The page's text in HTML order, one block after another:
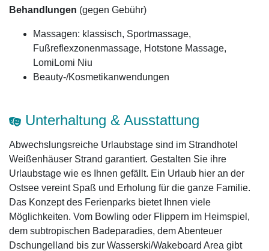
Behandlungen (gegen Gebühr)
Massagen: klassisch, Sportmassage,
Fußreflexzonenmassage, Hotstone Massage,
LomiLomi Niu
Beauty-/Kosmetikanwendungen
Unterhaltung & Ausstattung
Abwechslungsreiche Urlaubstage sind im Strandhotel
Weißenhäuser Strand garantiert. Gestalten Sie ihre
Urlaubstage wie es Ihnen gefällt. Ein Urlaub hier an der
Ostsee vereint Spaß und Erholung für die ganze Familie.
Das Konzept des Ferienparks bietet Ihnen viele
Möglichkeiten. Vom Bowling oder Flippern im Heimspiel,
dem subtropischen Badeparadies, dem Abenteuer
Dschungelland bis zur Wasserski/Wakeboard Area gibt